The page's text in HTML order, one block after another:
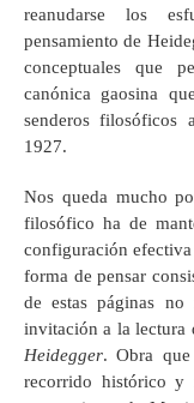
reanudarse los
pensamiento de
conceptuales que
canónica gaosina
senderos filosóficos
1927.
Nos queda mucho
filosófico ha de
configuración
forma de pensar
de estas páginas
invitación a la lectura
Heidegger. Obra
recorrido histórico y